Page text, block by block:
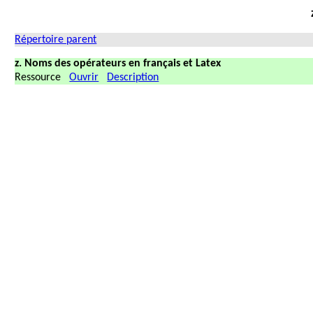
Répertoire parent
z. Noms des opérateurs en français et Latex
RessourceOuvrir Description